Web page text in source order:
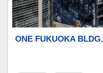
ONE FUKUOKA BLDG.